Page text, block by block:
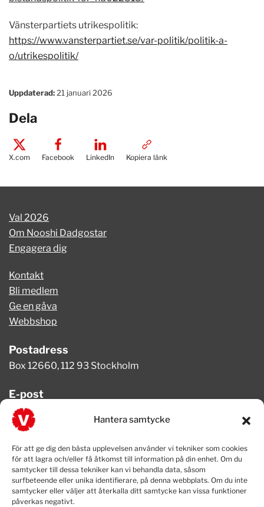
Hantera samtycke
För att ge dig den bästa upplevelsen använder vi tekniker som cookies
för att lagra och/eller få åtkomst till information på din enhet. Om du
samtycker till dessa tekniker kan vi behandla data, såsom
surfbeteende eller unika identifierare, på denna webbplats. Om du inte
samtycker eller väljer att återkalla ditt samtycke kan vissa funktioner
påverkas negativt.
Vänsterpartiets utrikespolitik:
https://www.vansterpartiet.se/var-politik/politik-a-
o/utrikespolitik/
Uppdaterad: 21 januari 2026
Dela
X.com Facebook LinkedIn Kopiera länk
Val 2026
Om Nooshi Dadgostar
Engagera dig
Kontakt
Bli medlem
Ge en gåva
Webbshop
Postadress
Box 12660, 112 93 Stockholm
E-post
info@vansterpartiet.se
08-654 08 20